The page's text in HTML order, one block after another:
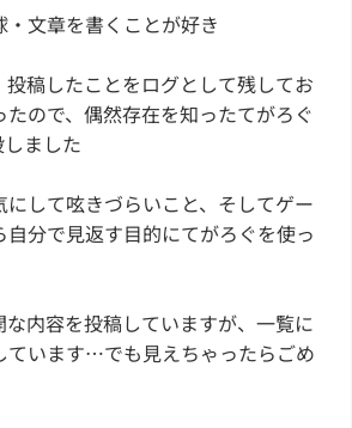
文章を書くことが好き
投稿したことをログとして残してお
ので、偶然存在を知ったてがろぐ
ました
にして呟きづらいこと、そしてゲー
分で見返す目的にてがろぐを使っ
内容を投稿していますが、一覧に
ています…でも見えちゃったらごめ